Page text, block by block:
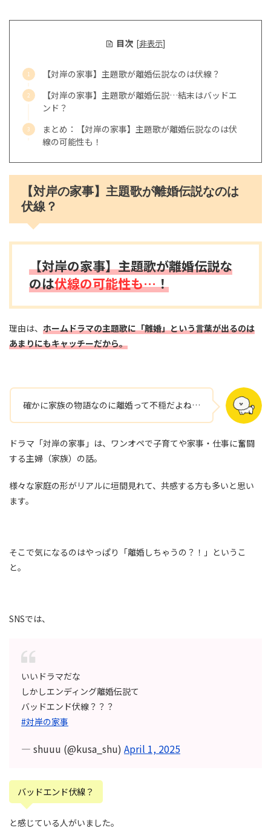
目次 [非表示]
【対岸の家事】主題歌が離婚伝説なのは伏線？
【対岸の家事】主題歌が離婚伝説…結末はバッドエ
ンド？
まとめ：【対岸の家事】主題歌が離婚伝説なのは伏
線の可能性も！
【対岸の家事】主題歌が離婚伝説なのは
伏線？
【対岸の家事】主題歌が離婚伝説な
のは伏線の可能性も…！
理由は、 ホームドラマの主題歌に「離婚」という言葉が出るのは
あまりにもキャッチーだから。
確かに家族の物語なのに離婚って不穏だよね…
ドラマ「対岸の家事」は、ワンオペで子育てや家事・仕事に奮闘
する主婦（家族）の話。
様々な家庭の形がリアルに垣間見れて、共感する方も多いと思い
ます。
そこで気になるのはやっぱり「離婚しちゃうの？！」というこ
と。
SNSでは、
いいドラマだな
しかしエンディング離婚伝説て
バッドエンド伏線？？？
#対岸の家事
— shuuu (@kusa_shu) April 1, 2025
バッドエンド伏線？
と感じている人がいました。